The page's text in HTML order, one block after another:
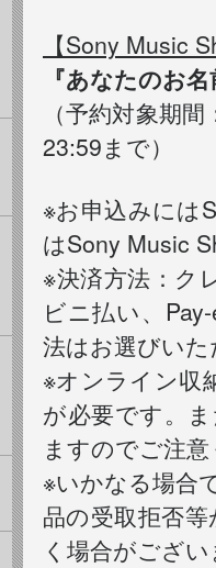
【Sony Music
『あなたのお
（予約対象期
23:59まで）
※お申込みには
はSony Music
※決済方法：ク
ビニ払い、
法はお選びい
※オンライン収
が必要です。
ますのでご注
※いかなる場合
品の受取拒否
く場合がござ